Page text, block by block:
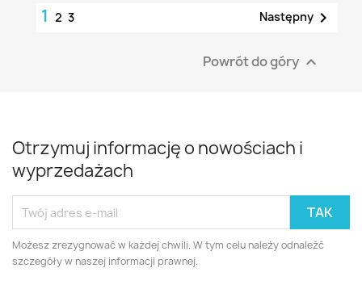
1 2 3 Następny 
Powrót do góry 
Otrzymuj informację o nowościach i
wyprzedażach
Możesz zrezygnować w każdej chwili. W tym celu należy odnaleźć
szczegóły w naszej informacji prawnej.